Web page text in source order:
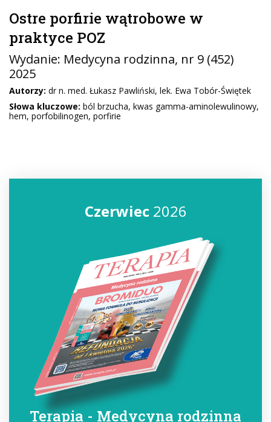
Ostre porfirie wątrobowe w
praktyce POZ
Wydanie: Medycyna rodzinna, nr 9 (452)
2025
Autorzy: dr n. med. Łukasz Pawliński, lek. Ewa Tobór-Świętek
Słowa kluczowe: ból brzucha, kwas gamma-aminolewulinowy,
hem, porfobilinogen, porfirie
Czerwiec2026
Terapia - Medycyna rodzinna